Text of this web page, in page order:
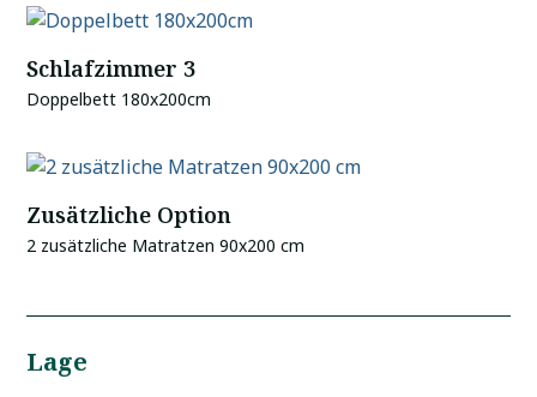
Schlafzimmer 3
Doppelbett 180x200cm
Zusätzliche Option
2 zusätzliche Matratzen 90x200 cm
Lage